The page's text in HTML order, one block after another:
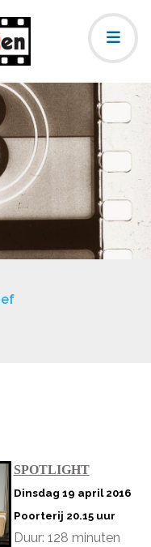
SPOTLIGHT
Dinsdag 19 april 2016
Poorterij 20.15 uur
Duur: 128 minuten